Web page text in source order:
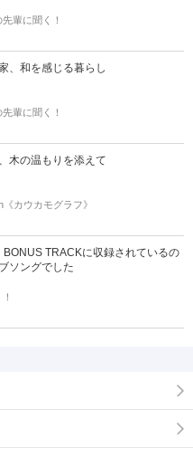
輩に聞く！
、和を感じる暮らし
輩に聞く！
木の温もりを添えて
カウカモグラフ》
BONUS TRACKに収録されているの
ソングでした